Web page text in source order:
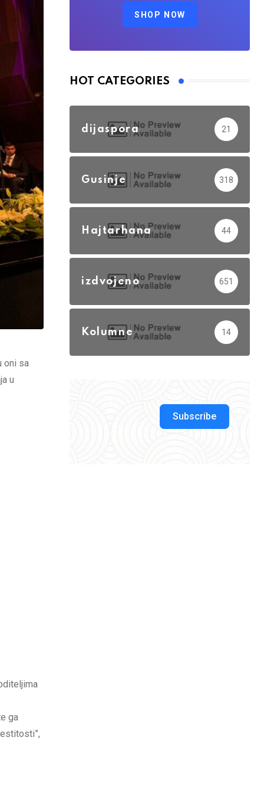
oni sa
u
ga
SHOP NOW
HOT CATEGORIES
dijaspora 21
Gusinje 318
Hajtarhana 44
izdvojeno 651
Kolumne 14
Subscribe